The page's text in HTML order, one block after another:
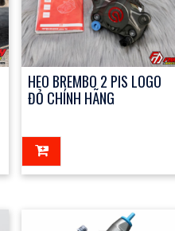
HEO BREMBO 2 PIS LOGO
ĐỎ CHÍNH HÃNG
123đ